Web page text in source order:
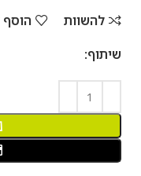
להשוות
שיתוף: